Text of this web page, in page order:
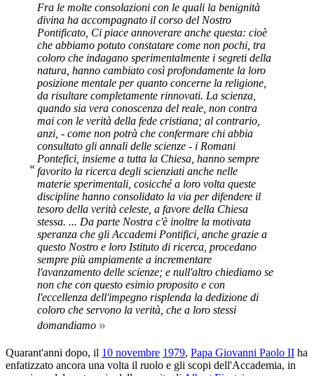
«
Fra le molte consolazioni con le quali la benignità
divina ha accompagnato il corso del Nostro
Pontificato, Ci piace annoverare anche questa: cioè
che abbiamo potuto constatare come non pochi, tra
coloro che indagano sperimentalmente i segreti della
natura, hanno cambiato così profondamente la loro
posizione mentale per quanto concerne la religione,
da risultare completamente rinnovati. La scienza,
quando sia vera conoscenza del reale, non contra
mai con le verità della fede cristiana; al contrario,
anzi, - come non potrà che confermare chi abbia
consultato gli annali delle scienze - i Romani
Pontefici, insieme a tutta la Chiesa, hanno sempre
favorito la ricerca degli scienziati anche nelle
materie sperimentali, cosicché a loro volta queste
discipline hanno consolidato la via per difendere il
tesoro della verità celeste, a favore della Chiesa
stessa. ... Da parte Nostra c'è inoltre la motivata
speranza che gli Accademi Pontifici, anche grazie a
questo Nostro e loro Istituto di ricerca, procedano
sempre più ampiamente a incrementare
l'avanzamento delle scienze; e null'altro chiediamo se
non che con questo esimio proposito e con
l'eccellenza dell'impegno risplenda la dedizione di
coloro che servono la verità, che a loro stessi
domandiamo »
Quarant'anni dopo, il 10 novembre 1979, Papa Giovanni Paolo II ha
enfatizzato ancora una volta il ruolo e gli scopi dell'Accademia, in